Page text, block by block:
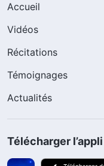
Accueil
Vidéos
Récitations
Témoignages
Actualités
Télécharger